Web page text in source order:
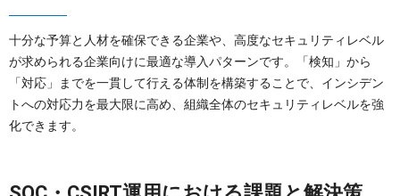
十分な予算と人材を確保できる企業や、高度なセキュリティレベル
が求められる企業向けに最適な導入パターンです。「検知」から
「対応」までを一貫して行える体制を構築することで、インシデン
トへの対応力を最大限に高め、組織全体のセキュリティレベルを強
化できます。